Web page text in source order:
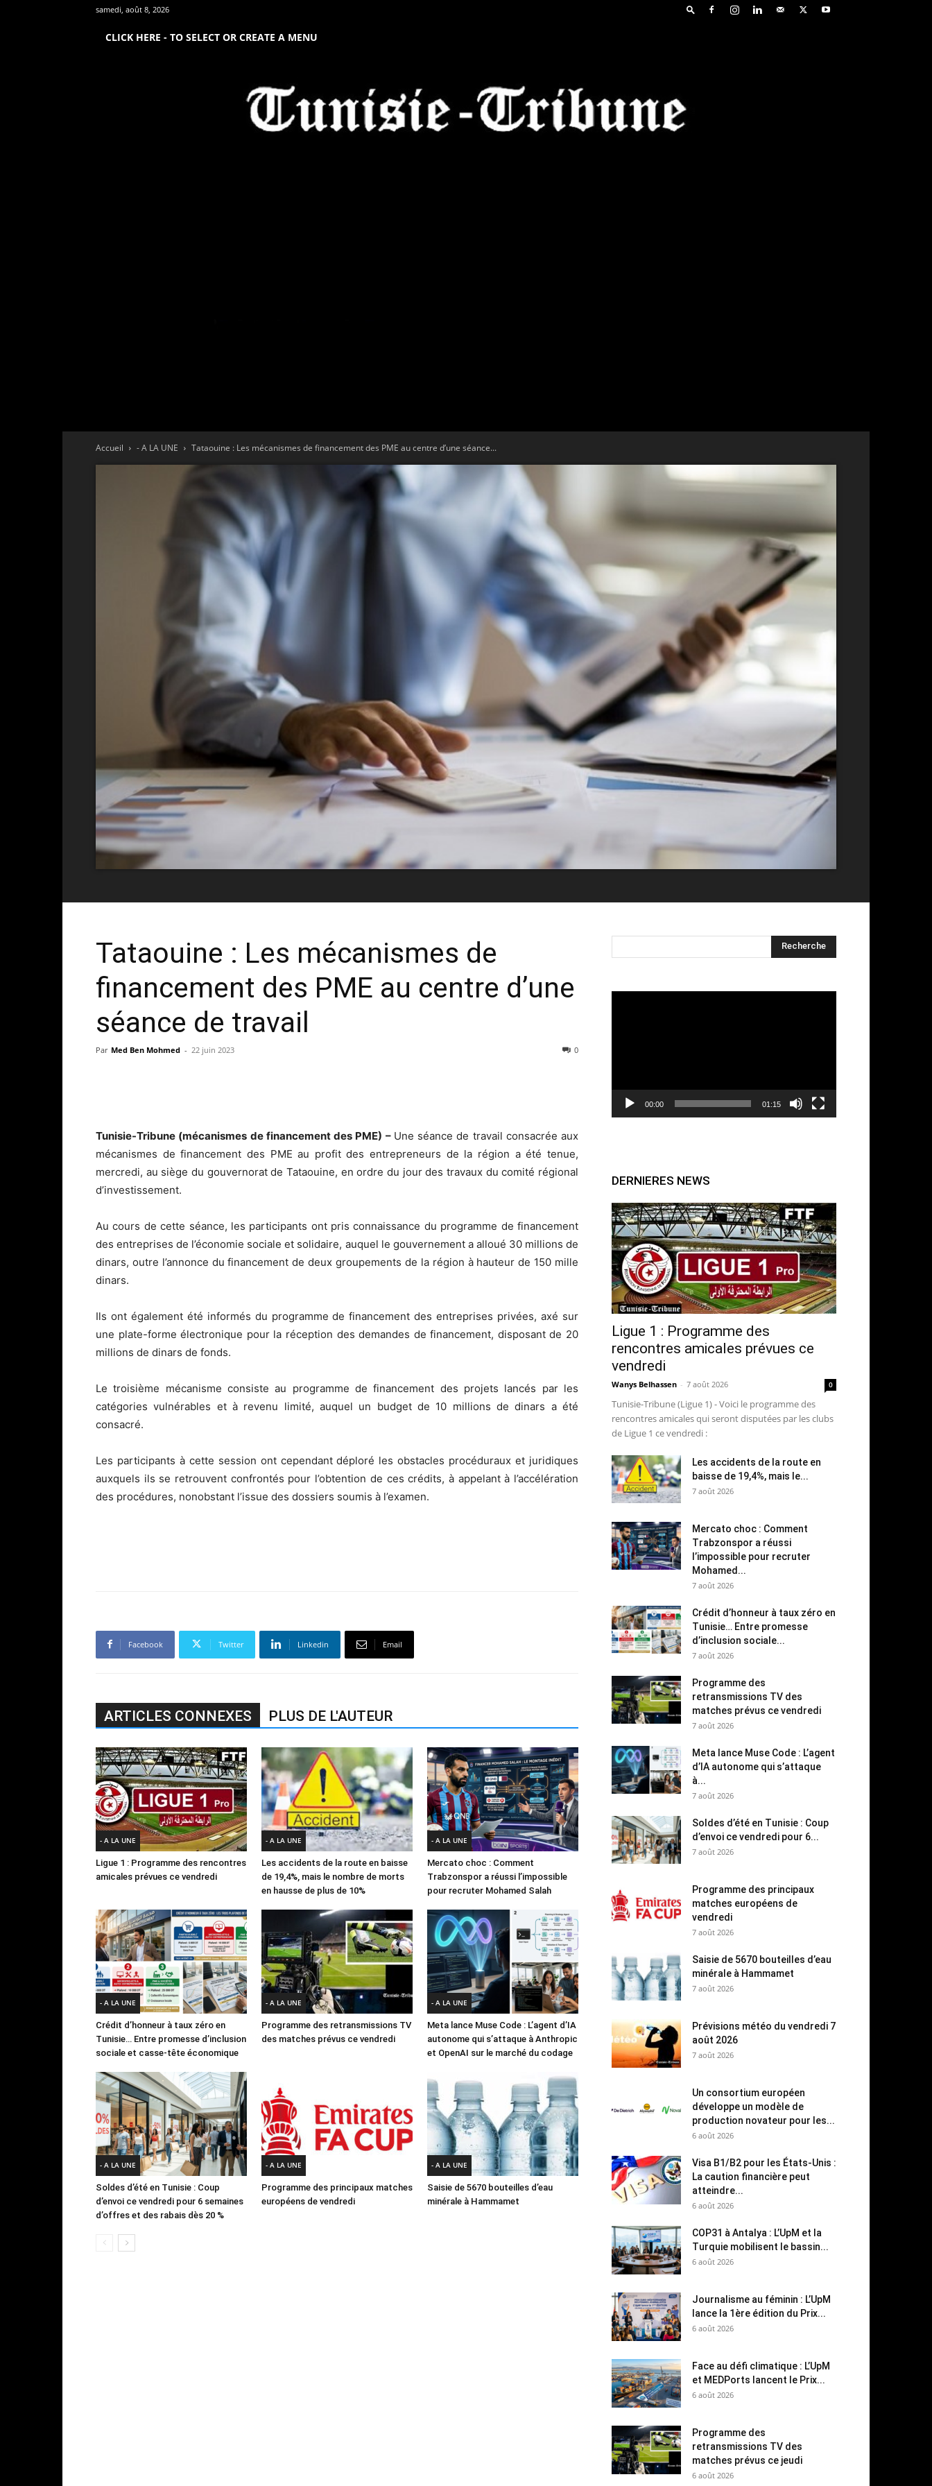
samedi, août 8, 2026
CLICK HERE - TO SELECT OR CREATE A MENU
Accueil - A LA UNE Tataouine : Les mécanismes de financement des PME au centre d’une séance...
Tataouine : Les mécanismes de
financement des PME au centre d’une
séance de travail
Par Med Ben Mohmed - 22 juin 2023 0
Tunisie-Tribune (mécanismes de financement des PME) – Une séance de travail consacrée aux
mécanismes de financement des PME au profit des entrepreneurs de la région a été tenue,
mercredi, au siège du gouvernorat de Tataouine, en ordre du jour des travaux du comité régional
d’investissement.
Au cours de cette séance, les participants ont pris connaissance du programme de financement
des entreprises de l’économie sociale et solidaire, auquel le gouvernement a alloué 30 millions de
dinars, outre l’annonce du financement de deux groupements de la région à hauteur de 150 mille
dinars.
Ils ont également été informés du programme de financement des entreprises privées, axé sur
une plate-forme électronique pour la réception des demandes de financement, disposant de 20
millions de dinars de fonds.
Le troisième mécanisme consiste au programme de financement des projets lancés par les
catégories vulnérables et à revenu limité, auquel un budget de 10 millions de dinars a été
consacré.
Les participants à cette session ont cependant déploré les obstacles procéduraux et juridiques
auxquels ils se retrouvent confrontés pour l’obtention de ces crédits, à appelant à l’accélération
des procédures, nonobstant l’issue des dossiers soumis à l’examen.
Facebook Twitter Linkedin Email
ARTICLES CONNEXES PLUS DE L'AUTEUR
- A LA UNE
Ligue 1 : Programme des rencontres
amicales prévues ce vendredi
- A LA UNE
Les accidents de la route en baisse
de 19,4%, mais le nombre de morts
en hausse de plus de 10%
- A LA UNE
Mercato choc : Comment
Trabzonspor a réussi l’impossible
pour recruter Mohamed Salah
- A LA UNE
Crédit d’honneur à taux zéro en
Tunisie… Entre promesse d’inclusion
sociale et casse-tête économique
- A LA UNE
Programme des retransmissions TV
des matches prévus ce vendredi
- A LA UNE
Meta lance Muse Code : L’agent d’IA
autonome qui s’attaque à Anthropic
et OpenAI sur le marché du codage
- A LA UNE
Soldes d’été en Tunisie : Coup
d’envoi ce vendredi pour 6 semaines
d’offres et des rabais dès 20 %
- A LA UNE
Programme des principaux matches
européens de vendredi
- A LA UNE
Saisie de 5670 bouteilles d’eau
minérale à Hammamet
00:00 01:15
DERNIERES NEWS
Ligue 1 : Programme des
rencontres amicales prévues ce
vendredi
Wanys Belhassen - 7 août 2026 0
Tunisie-Tribune (Ligue 1) - Voici le programme des
rencontres amicales qui seront disputées par les clubs
de Ligue 1 ce vendredi :
Les accidents de la route en
baisse de 19,4%, mais le...
7 août 2026
Mercato choc : Comment
Trabzonspor a réussi
l’impossible pour recruter
Mohamed...
7 août 2026
Crédit d’honneur à taux zéro en
Tunisie… Entre promesse
d’inclusion sociale...
7 août 2026
Programme des
retransmissions TV des
matches prévus ce vendredi
7 août 2026
Meta lance Muse Code : L’agent
d’IA autonome qui s’attaque
à...
7 août 2026
Soldes d’été en Tunisie : Coup
d’envoi ce vendredi pour 6...
7 août 2026
Programme des principaux
matches européens de
vendredi
7 août 2026
Saisie de 5670 bouteilles d’eau
minérale à Hammamet
7 août 2026
Prévisions météo du vendredi 7
août 2026
7 août 2026
Un consortium européen
développe un modèle de
production novateur pour les...
6 août 2026
Visa B1/B2 pour les États-Unis :
La caution financière peut
atteindre...
6 août 2026
COP31 à Antalya : L’UpM et la
Turquie mobilisent le bassin...
6 août 2026
Journalisme au féminin : L’UpM
lance la 1ère édition du Prix...
6 août 2026
Face au défi climatique : L’UpM
et MEDPorts lancent le Prix...
6 août 2026
Programme des
retransmissions TV des
matches prévus ce jeudi
6 août 2026